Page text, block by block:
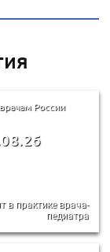
России
в практике врача-
педиатра